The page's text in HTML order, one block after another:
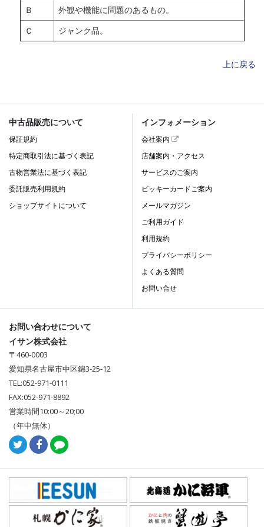
Ｂ
外観や機能に問題のあるもの。
Ｃ
ジャンク品。
上に戻る
中古品販売について
保証規約
特定商取引法に基づく表記
古物営業法に基づく表記
委託販売利用規約
ショップサイトについて
インフォメーション
会社案内
店舗案内・アクセス
サービスのご案内
ビッキーカードご案内
メールマガジン
ご利用ガイド
利用規約
プライバシーポリシー
よくある質問
お問い合せ
お問い合わせについて
イサン株式会社
〒460-0003
愛知県名古屋市中区錦3-25-12
TEL:052-971-0111
FAX:052-971-8892
営業時間10:00～20;00
（年中無休）